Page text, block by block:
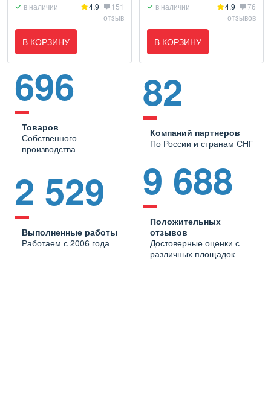
в наличии 4.9
151
отзыв
В КОРЗИНУ
в наличии 4.9
76
отзывов
В КОРЗИНУ
696
Товаров
Собственного
производства
82
Компаний партнеров
По России и странам СНГ
2 529
Выполненные работы
Работаем с 2006 года
9 688
Положительных
отзывов
Достоверные оценки с
различных площадок